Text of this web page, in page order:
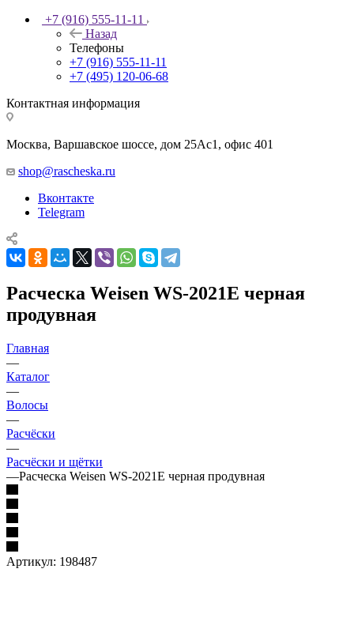
+7 (916) 555-11-11
Назад
Телефоны
+7 (916) 555-11-11
+7 (495) 120-06-68
Контактная информация
Москва, Варшавское шоссе, дом 25Аc1, офис 401
shop@rascheska.ru
Вконтакте
Telegram
Расческа Weisen WS-2021E черная
продувная
Главная
—
Каталог
—
Волосы
—
Расчёски
—
Расчёски и щётки
—Расческа Weisen WS-2021E черная продувная
Артикул: 198487